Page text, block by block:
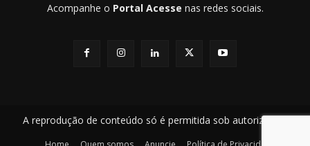
Acompanhe o Portal Acesse nas redes sociais.
A reprodução de conteúdo só é permitida sob autorização.